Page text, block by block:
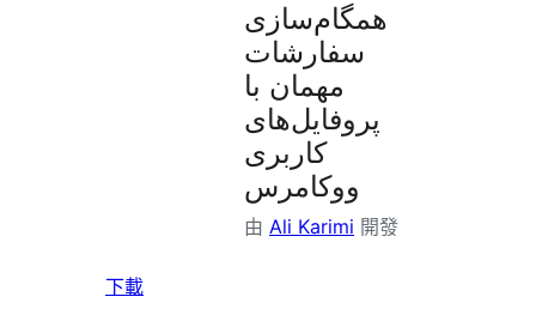
همگام‌سازی
سفارشات
مهمان با
پروفایل‌های
کاربری
ووکامرس
由 Ali Karimi 開發
下載